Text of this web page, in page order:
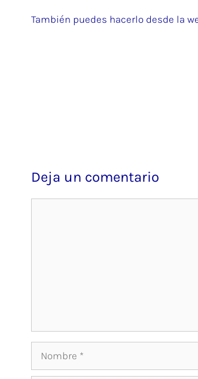
También puedes hacerlo desde la
Deja un comentario